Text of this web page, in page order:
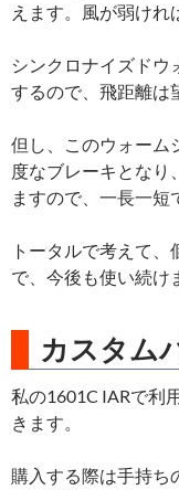
えます。風が弱けれ
シンクロナイズドウ
するので、飛距離は
但し、このウォーム
度なブレーキとなり
ますので、一長一短
トータルで考えて
で、今後も使い続け
カスタム
私の1601C IARで利
きます。
購入する際は手持ち